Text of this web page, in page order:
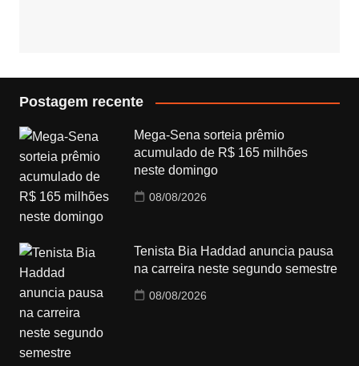
Postagem recente
Mega-Sena sorteia prêmio
acumulado de R$ 165 milhões
neste domingo
08/08/2026
Tenista Bia Haddad anuncia pausa
na carreira neste segundo semestre
08/08/2026